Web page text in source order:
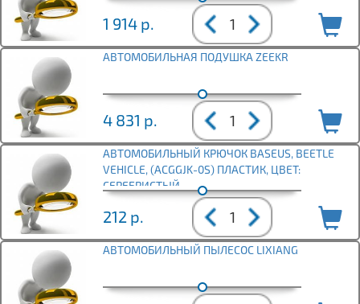
1 914 р.
АВТОМОБИЛЬНАЯ ПОДУШКА ZEEKR
4 831 р.
АВТОМОБИЛЬНЫЙ КРЮЧОК BASEUS, BEETLE
VEHICLE, (ACGGJK-0S) ПЛАСТИК, ЦВЕТ:
СЕРЕБРИСТЫЙ
212 р.
АВТОМОБИЛЬНЫЙ ПЫЛЕСОС LIXIANG